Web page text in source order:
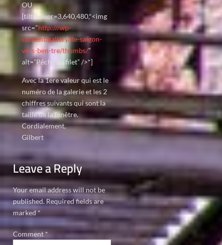
OU
[tiltviewer=3,640,480,*<img
src="http:///wp-
content/gallery/de-saigon-
vers-ben-tre/thumbs/”
alt=”Pêche au filet” />*]
Avec la 1ere valeur qui est le
numéro de la galerie et les 2
chiffres suivants qui sont la
taille de la fenêtre.
Cordialement,
Gilbert
Leave a Reply
Your email address will not be
published. Required fields are
marked*
Comment*